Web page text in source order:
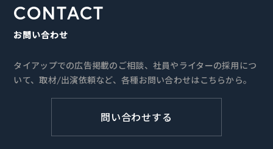
CONTACT
お問い合わせ
タイアップでの広告掲載のご相談、社員やライターの採用につ
いて、取材/出演依頼など、各種お問い合わせはこちらから。
問い合わせする